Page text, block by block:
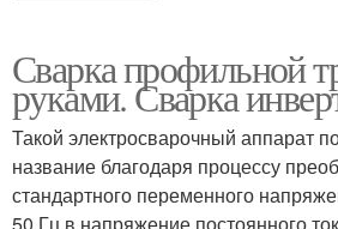
Сварка профильной
руками. Сварка
Такой электросварочный аппарат
название благодаря процессу
стандартного переменного
50 Гц в напряжение постоянного